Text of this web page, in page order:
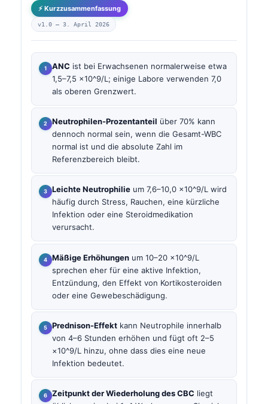
⚡ Kurzzusammenfassung
v1.0 — 3. April 2026
ANC ist bei Erwachsenen normalerweise etwa
1,5–7,5 ×10^9/L; einige Labore verwenden 7,0
als oberen Grenzwert.
Neutrophilen-Prozentanteil über 70% kann
dennoch normal sein, wenn die Gesamt-WBC
normal ist und die absolute Zahl im
Referenzbereich bleibt.
Leichte Neutrophilie um 7,6–10,0 ×10^9/L wird
häufig durch Stress, Rauchen, eine kürzliche
Infektion oder eine Steroidmedikation
verursacht.
Mäßige Erhöhungen um 10–20 ×10^9/L
sprechen eher für eine aktive Infektion,
Entzündung, den Effekt von Kortikosteroiden
oder eine Gewebeschädigung.
Prednison-Effekt kann Neutrophile innerhalb
von 4–6 Stunden erhöhen und fügt oft 2–5
×10^9/L hinzu, ohne dass dies eine neue
Infektion bedeutet.
Zeitpunkt der Wiederholung des CBC liegt